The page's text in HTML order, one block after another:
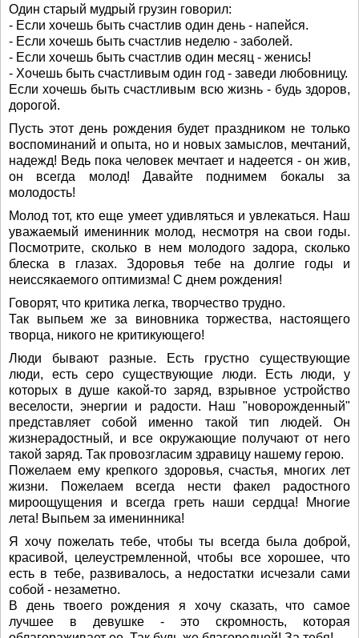
Один старый мудрый грузин говорил:
- Если хочешь быть счастлив один день - напейся.
- Если хочешь быть счастлив неделю - заболей.
- Если хочешь быть счастлив один месяц - женись!
- Хочешь быть счастливым один год - заведи любовницу.
Если хочешь быть счастливым всю жизнь - будь здоров,
дорогой.
Пусть этот день рождения будет праздником не только
воспоминаний и опыта, но и новых замыслов, мечтаний,
надежд! Ведь пока человек мечтает и надеется - он жив,
он всегда молод! Давайте поднимем бокалы за
молодость!
Молод тот, кто еще умеет удивляться и увлекаться. Наш
уважаемый именинник молод, несмотря на свои годы.
Посмотрите, сколько в нем молодого задора, сколько
блеска в глазах. Здоровья тебе на долгие годы и
неиссякаемого оптимизма! С днем рождения!
Говорят, что критика легка, творчество трудно.
Так выпьем же за виновника торжества, настоящего
творца, никого не критикующего!
Люди бывают разные. Есть грустно существующие
люди, есть серо существующие люди. Есть люди, у
которых в душе какой-то заряд, взрывное устройство
веселости, энергии и радости. Наш "новорожденный"
представляет собой именно такой тип людей. Он
жизнерадостный, и все окружающие получают от него
такой заряд. Так провозгласим здравицу нашему герою.
Пожелаем ему крепкого здоровья, счастья, многих лет
жизни. Пожелаем всегда нести факел радостного
мироощущения и всегда греть наши сердца! Многие
лета! Выпьем за именинника!
Я хочу пожелать тебе, чтобы ты всегда была доброй,
красивой, целеустремленной, чтобы все хорошее, что
есть в тебе, развивалось, а недостатки исчезали сами
собой - незаметно.
В день твоего рождения я хочу сказать, что самое
лучшее в девушке - это скромность, которая